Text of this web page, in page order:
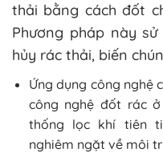
thải bằng cách đốt
Phương pháp này
hủy rác thải, biến
Ứng dụng công nghệ
công nghệ đốt rác
thống lọc khí tiên
nghiêm ngặt về môi